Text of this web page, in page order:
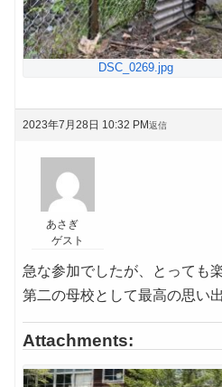
DSC_0269.jpg
2023年7月28日 10:32 PM返信
あさぎ
ゲスト
急な参加でしたが、とっても
第二の母校として最高の思い
Attachments: